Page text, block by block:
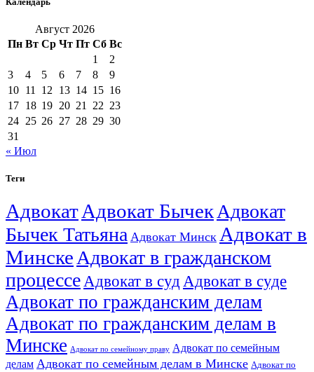
Август 2026
Пн Вт Ср Чт Пт Сб Вс
1
2
3
4 5 6 7 8
9
10 11 12 13 14 15 16
17 18 19 20 21 22 23
24 25 26 27 28 29 30
31
« Июл
Теги
АдвокатАдвокат БычекАдвокат
Бычек Татьяна Адвокат Минск Адвокат в
МинскеАдвокат в гражданском
процессеАдвокат в судАдвокат в суде
Адвокат по гражданским делам
Адвокат по гражданским делам в
Минске Адвокат по семейному праву Адвокат по семейным
делам Адвокат по семейным делам в Минске Адвокат по